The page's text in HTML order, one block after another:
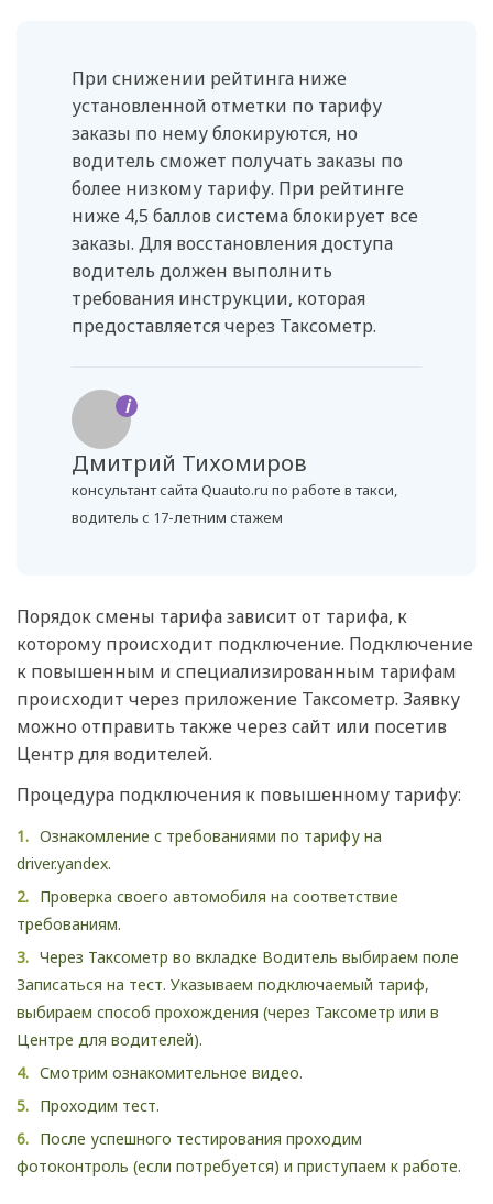
При снижении рейтинга ниже
установленной отметки по тарифу
заказы по нему блокируются, но
водитель сможет получать заказы по
более низкому тарифу. При рейтинге
ниже 4,5 баллов система блокирует все
заказы. Для восстановления доступа
водитель должен выполнить
требования инструкции, которая
предоставляется через Таксометр.
i
Дмитрий Тихомиров
консультант сайта Quauto.ru по работе в такси,
водитель с 17-летним стажем
Порядок смены тарифа зависит от тарифа, к
которому происходит подключение. Подключение
к повышенным и специализированным тарифам
происходит через приложение Таксометр. Заявку
можно отправить также через сайт или посетив
Центр для водителей.
Процедура подключения к повышенному тарифу:
Ознакомление с требованиями по тарифу на
driver.yandex.
Проверка своего автомобиля на соответствие
требованиям.
Через Таксометр во вкладке Водитель выбираем поле
Записаться на тест. Указываем подключаемый тариф,
выбираем способ прохождения (через Таксометр или в
Центре для водителей).
Смотрим ознакомительное видео.
Проходим тест.
После успешного тестирования проходим
фотоконтроль (если потребуется) и приступаем к работе.